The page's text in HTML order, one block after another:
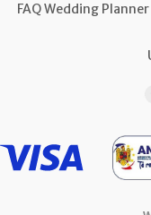
FAQ Wedding Planner